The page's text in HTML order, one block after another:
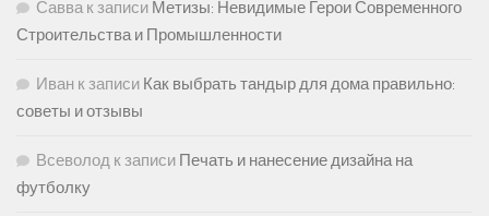
Саввак записи Метизы: Невидимые Герои Современного
Строительства и Промышленности
Иван к записи Как выбрать тандыр для дома правильно:
советы и отзывы
Всеволод к записи Печать и нанесение дизайна на
футболку